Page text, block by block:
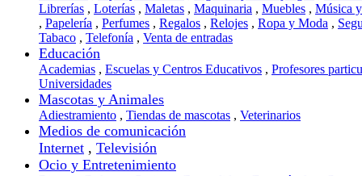
Librerías , Loterías , Maletas , Maquinaria , Muebles , Música
, Papelería , Perfumes , Regalos , Relojes , Ropa y Moda ,
Tabaco , Telefonía , Venta de entradas
Educación
Academias , Escuelas y Centros Educativos , Profesores
Universidades
Mascotas y Animales
Adiestramiento , Tiendas de mascotas , Veterinarios
Medios de comunicación
Internet , Televisión
Ocio y Entretenimiento